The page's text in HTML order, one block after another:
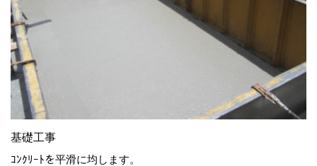
基礎工事
ｺﾝｸﾘｰﾄを平滑に均します。